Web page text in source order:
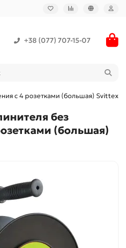
+38 (077) 707-15-07
с 4 розетками (большая) Svittex
без
(большая)